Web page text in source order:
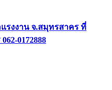
รงงาน จ.สมุทรสาคร ที่
0172888